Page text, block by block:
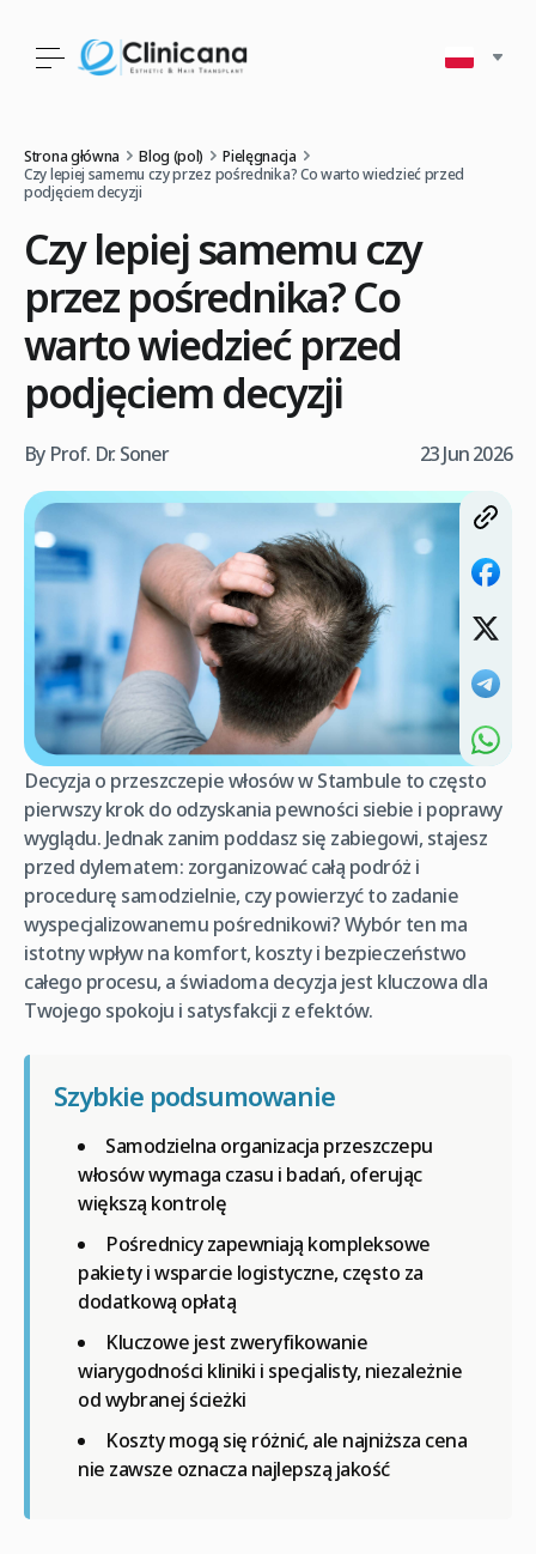
Strona główna Blog (pol)
Pielęgnacja
Czy lepiej samemu czy przez pośrednika? Co warto wiedzieć przed
podjęciem decyzji
Czy lepiej samemu czy
przez pośrednika? Co
warto wiedzieć przed
podjęciem decyzji
By Prof. Dr. Soner 23 Jun 2026
Decyzja o przeszczepie włosów w Stambule to często
pierwszy krok do odzyskania pewności siebie i poprawy
wyglądu. Jednak zanim poddasz się zabiegowi, stajesz
przed dylematem: zorganizować całą podróż i
procedurę samodzielnie, czy powierzyć to zadanie
wyspecjalizowanemu pośrednikowi? Wybór ten ma
istotny wpływ na komfort, koszty i bezpieczeństwo
całego procesu, a świadoma decyzja jest kluczowa dla
Twojego spokoju i satysfakcji z efektów.
Szybkie podsumowanie
Samodzielna organizacja przeszczepu
włosów wymaga czasu i badań, oferując
większą kontrolę
Pośrednicy zapewniają kompleksowe
pakiety i wsparcie logistyczne, często za
dodatkową opłatą
Kluczowe jest zweryfikowanie
wiarygodności kliniki i specjalisty, niezależnie
od wybranej ścieżki
Koszty mogą się różnić, ale najniższa cena
nie zawsze oznacza najlepszą jakość